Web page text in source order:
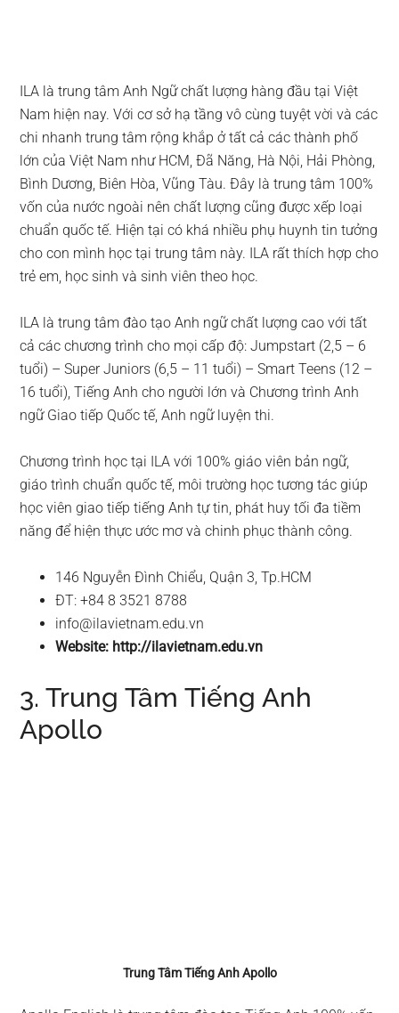
ILA là trung tâm Anh Ngữ chất lượng hàng đầu tại Việt
Nam hiện nay. Với cơ sở hạ tầng vô cùng tuyệt vời và các
chi nhanh trung tâm rộng khắp ở tất cả các thành phố
lớn của Việt Nam như HCM, Đã Năng, Hà Nội, Hải Phòng,
Bình Dương, Biên Hòa, Vũng Tàu. Đây là trung tâm 100%
vốn của nước ngoài nên chất lượng cũng được xếp loại
chuẩn quốc tế. Hiện tại có khá nhiều phụ huynh tin tưởng
cho con mình học tại trung tâm này. ILA rất thích hợp cho
trẻ em, học sinh và sinh viên theo học.
ILA là trung tâm đào tạo Anh ngữ chất lượng cao với tất
cả các chương trình cho mọi cấp độ: Jumpstart (2,5 – 6
tuổi) – Super Juniors (6,5 – 11 tuổi) – Smart Teens (12 –
16 tuổi), Tiếng Anh cho người lớn và Chương trình Anh
ngữ Giao tiếp Quốc tế, Anh ngữ luyện thi.
Chương trình học tại ILA với 100% giáo viên bản ngữ,
giáo trình chuẩn quốc tế, môi trường học tương tác giúp
học viên giao tiếp tiếng Anh tự tin, phát huy tối đa tiềm
năng để hiện thực ước mơ và chinh phục thành công.
146 Nguyễn Đình Chiểu, Quận 3, Tp.HCM
ĐT: +84 8 3521 8788
info@ilavietnam.edu.vn
Website: http://ilavietnam.edu.vn
3. Trung Tâm Tiếng Anh
Apollo
Trung Tâm Tiếng Anh Apollo